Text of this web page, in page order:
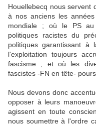
Houellebecq nous servent
à nos anciens les
mondiale ; où le PS au
politiques racistes du
politiques garantissant à
l'exploitation toujours
fascisme ; et où les
fascistes -FN en tête-
Nous devons donc
opposer à leurs
agissent en toute
nous soumettre à l'ordre